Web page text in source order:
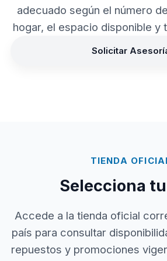
adecuado según el número
hogar, el espacio disponible y
Solicitar
TIENDA
Selecciona
Accede a la tienda oficial
país para consultar
repuestos y promociones